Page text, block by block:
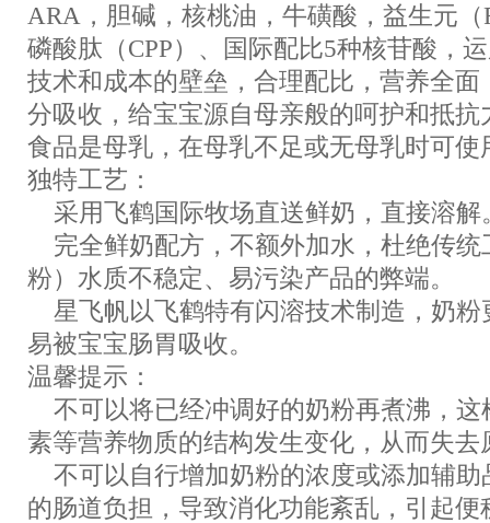
ARA，胆碱，核桃油，牛磺酸，益生元（
磷酸肽（CPP）、国际配比5种核苷酸，
技术和成本的壁垒，合理配比，营养全
分吸收，给宝宝源自母亲般的呵护和抵
食品是母乳，在母乳不足或无母乳时可使
独特工艺：
采用飞鹤国际牧场直送鲜奶，直接溶解
完全鲜奶配方，不额外加水，杜绝传统
粉）水质不稳定、易污染产品的弊端。
星飞帆以飞鹤特有闪溶技术制造，奶粉
易被宝宝肠胃吸收。
温馨提示：
不可以将已经冲调好的奶粉再煮沸，这
素等营养物质的结构发生变化，从而失
不可以自行增加奶粉的浓度或添加辅助
的肠道负担，导致消化功能紊乱，引起